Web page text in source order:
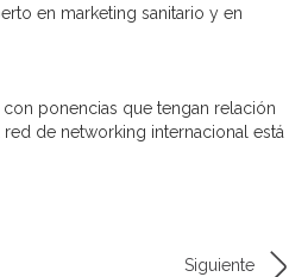
en marketing sanitario y en
ponencias que tengan relación
de networking internacional está
Siguiente